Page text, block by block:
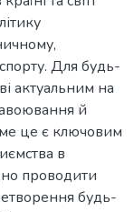
Для будь-
актуальним на
й
це є ключовим
в
проводити
будь-